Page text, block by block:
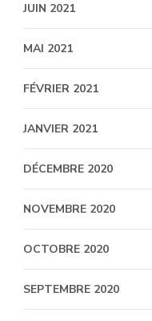
JUIN 2021
MAI 2021
FÉVRIER 2021
JANVIER 2021
DÉCEMBRE 2020
NOVEMBRE 2020
OCTOBRE 2020
SEPTEMBRE 2020